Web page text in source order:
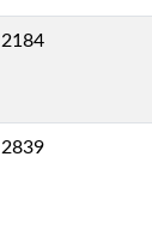
2184
2839